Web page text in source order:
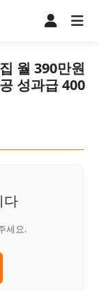
월 390만원
성과급 400
다
세요.